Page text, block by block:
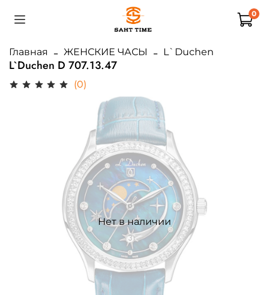
0
Главная ЖЕНСКИЕ ЧАСЫ L`Duchen
L`Duchen D 707.13.47
(0)
Нет в наличии